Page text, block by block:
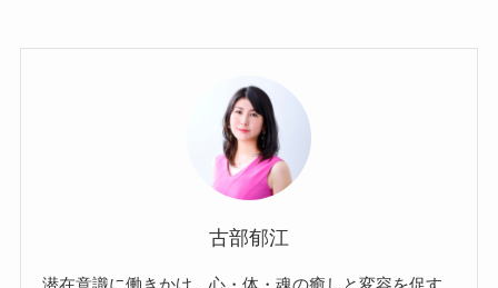
古部郁江
潜在意識に働きかけ、心・体・魂の癒しと変容を促す